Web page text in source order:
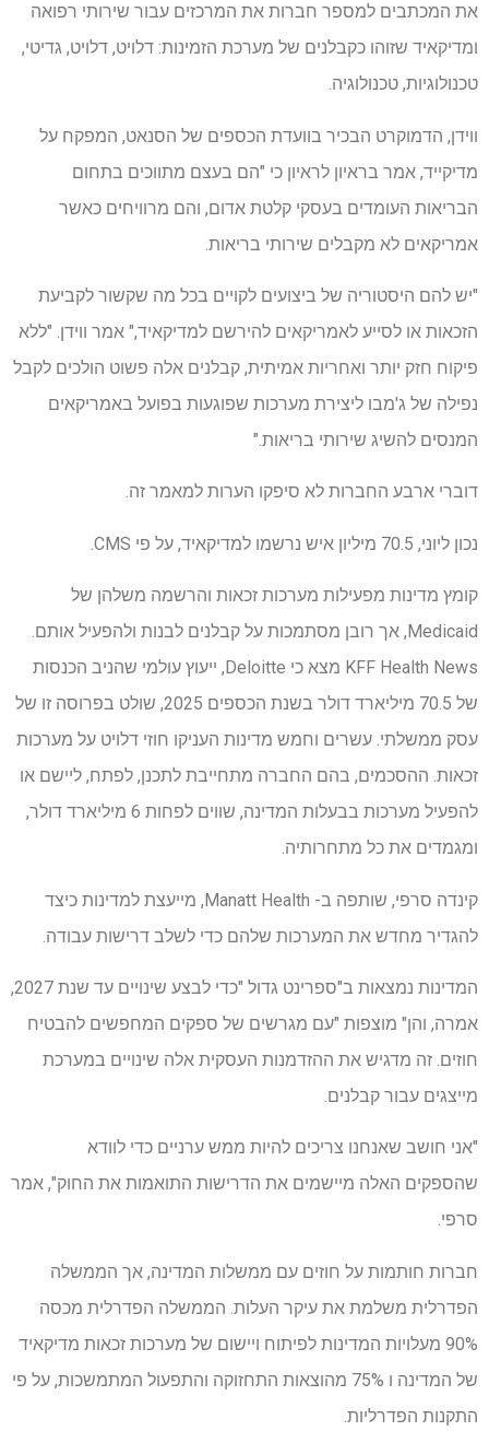
את המכתבים למספר חברות את המרכזים עבור שירותי רפואה
ומדיקאיד שזוהו כקבלנים של מערכת הזמינות: דלויט, דלויט, גדיטי,
טכנולוגיות, טכנולוגיה.
ווידן, הדמוקרט הבכיר בוועדת הכספים של הסנאט, המפקח על
מדיקייד, אמר בראיון לראיון כי "הם בעצם מתווכים בתחום
הבריאות העומדים בעסקי קלטת אדום, והם מרוויחים כאשר
אמריקאים לא מקבלים שירותי בריאות.
"יש להם היסטוריה של ביצועים לקויים בכל מה שקשור לקביעת
הזכאות או לסייע לאמריקאים להירשם למדיקאיד," אמר ווידן. "ללא
פיקוח חזק יותר ואחריות אמיתית, קבלנים אלה פשוט הולכים לקבל
נפילה של ג'מבו ליצירת מערכות שפוגעות בפועל באמריקאים
המנסים להשיג שירותי בריאות."
דוברי ארבע החברות לא סיפקו הערות למאמר זה.
נכון ליוני, 70.5 מיליון איש נרשמו למדיקאיד, על פי CMS.
קומץ מדינות מפעילות מערכות זכאות והרשמה משלהן של
Medicaid, אך רובן מסתמכות על קבלנים לבנות ולהפעיל אותם.
KFF Health News מצא כי Deloitte, ייעוץ עולמי שהניב הכנסות
של 70.5 מיליארד דולר בשנת הכספים 2025, שולט בפרוסה זו של
עסק ממשלתי. עשרים וחמש מדינות העניקו חוזי דלויט על מערכות
זכאות. ההסכמים, בהם החברה מתחייבת לתכנן, לפתח, ליישם או
להפעיל מערכות בבעלות המדינה, שווים לפחות 6 מיליארד דולר,
ומגמדים את כל מתחרותיה.
קינדה סרפי, שותפה ב- Manatt Health, מייעצת למדינות כיצד
להגדיר מחדש את המערכות שלהם כדי לשלב דרישות עבודה.
המדינות נמצאות ב"ספרינט גדול "כדי לבצע שינויים עד שנת 2027,
אמרה, והן" מוצפות "עם מגרשים של ספקים המחפשים להבטיח
חוזים. זה מדגיש את ההזדמנות העסקית אלה שינויים במערכת
מייצגים עבור קבלנים.
"אני חושב שאנחנו צריכים להיות ממש ערניים כדי לוודא
שהספקים האלה מיישמים את הדרישות התואמות את החוק", אמר
סרפי.
חברות חותמות על חוזים עם ממשלות המדינה, אך הממשלה
הפדרלית משלמת את עיקר העלות. הממשלה הפדרלית מכסה
90% מעלויות המדינות לפיתוח ויישום של מערכות זכאות מדיקאיד
של המדינה ו 75% מהוצאות התחזוקה והתפעול המתמשכות, על פי
התקנות הפדרליות.